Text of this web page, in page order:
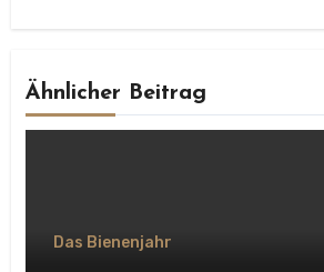
Ähnlicher Beitrag
Das Bienenjahr